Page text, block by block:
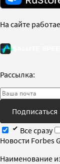
На сайте
Рассылка:
Подписаться
Все сразу
Новости Forbes
Наименование